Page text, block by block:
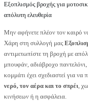
Εξοπλισμός βροχής για
απόλυτη ελευθερία
Μην αφήνετε πλέον τον καιρό
Χάρη στη συλλογή μας
αντιμετωπίστε τη βροχή με
μπουφάν, αδιάβροχο
κομμάτι έχει σχεδιαστεί για να
νερό, τον αέρα και το σπρέι,
κινήσεων ή η ασφάλεια.